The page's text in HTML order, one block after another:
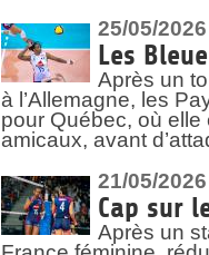
25/05/2026
Les
Après un
à l’Allemagne, les
pour Québec, où
amicaux, avant
21/05/2026
Cap sur
Après un